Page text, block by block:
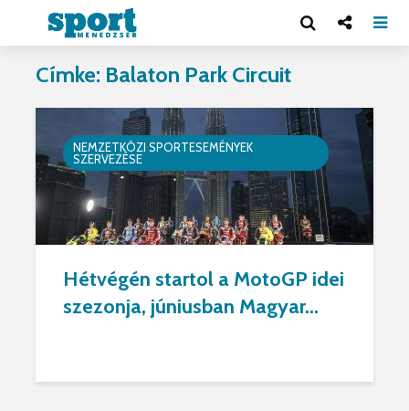
Címke: Balaton Park Circuit
NEMZETKÖZI SPORTESEMÉNYEK
SZERVEZÉSE
Hétvégén startol a MotoGP idei
szezonja, júniusban Magyar...